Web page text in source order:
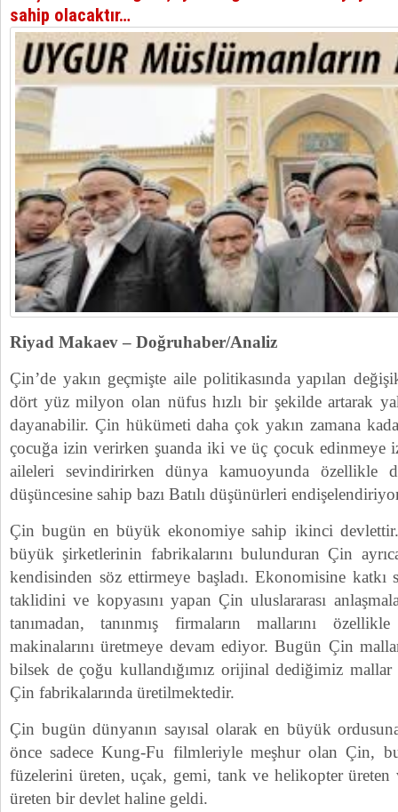
sahip olacaktır…
Riyad Makaev – Doğruhaber/Analiz
Çin’de yakın geçmişte aile politikasında yapılan
dört yüz milyon olan nüfus hızlı bir şekilde artarak
dayanabilir. Çin hükümeti daha çok yakın zamana
çocuğa izin verirken şuanda iki ve üç çocuk edinmeye
aileleri sevindirirken dünya kamuoyunda özellikle
düşüncesine sahip bazı Batılı düşünürleri
Çin bugün en büyük ekonomiye sahip ikinci
büyük şirketlerinin fabrikalarını bulunduran Çin
kendisinden söz ettirmeye başladı. Ekonomisine katkı
taklidini ve kopyasını yapan Çin uluslararası
tanımadan, tanınmış firmaların mallarını
makinalarını üretmeye devam ediyor. Bugün Çin
bilsek de çoğu kullandığımız orijinal dediğimiz
Çin fabrikalarında üretilmektedir.
Çin bugün dünyanın sayısal olarak en büyük
önce sadece Kung-Fu filmleriyle meşhur olan Çin,
füzelerini üreten, uçak, gemi, tank ve helikopter üreten
üreten bir devlet haline geldi.